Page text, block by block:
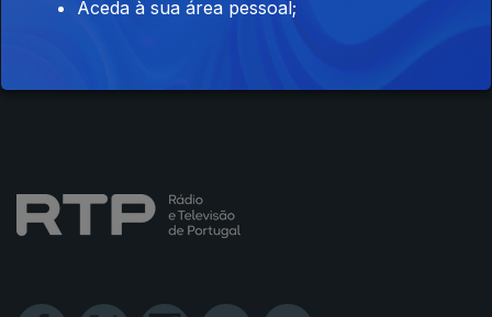
Disponível para iOS, Android, Apple TV, Android TV e
Aceda à sua área pessoal;